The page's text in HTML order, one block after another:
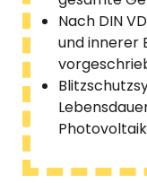
Nach DIN
und innerer